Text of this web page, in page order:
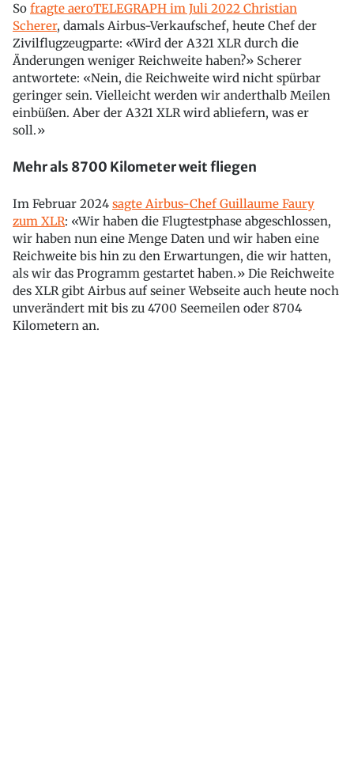
So fragte aeroTELEGRAPH im Juli 2022 Christian
Scherer, damals Airbus-Verkaufschef, heute Chef der
Zivilflugzeugparte: «Wird der A321 XLR durch die
Änderungen weniger Reichweite haben?» Scherer
antwortete: «Nein, die Reichweite wird nicht spürbar
geringer sein. Vielleicht werden wir anderthalb Meilen
einbüßen. Aber der A321 XLR wird abliefern, was er
soll.»
Mehr als 8700 Kilometer weit fliegen
Im Februar 2024 sagte Airbus-Chef Guillaume Faury
zum XLR: «Wir haben die Flugtestphase abgeschlossen,
wir haben nun eine Menge Daten und wir haben eine
Reichweite bis hin zu den Erwartungen, die wir hatten,
als wir das Programm gestartet haben.» Die Reichweite
des XLR gibt Airbus auf seiner Webseite auch heute noch
unverändert mit bis zu 4700 Seemeilen oder 8704
Kilometern an.